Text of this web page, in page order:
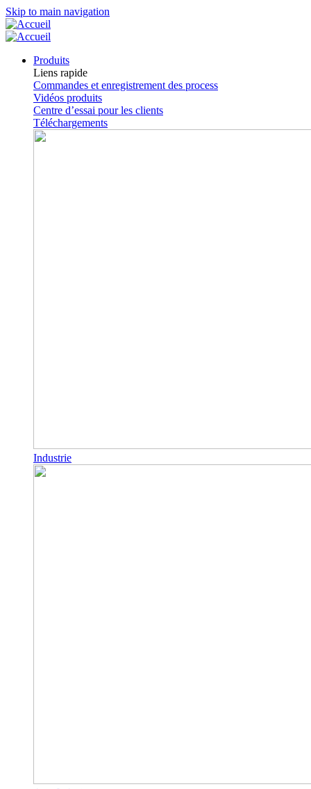
Skip to main navigation
Produits
Liens rapide
Commandes et enregistrement des process
Vidéos produits
Centre d’essai pour les clients
Téléchargements
Industrie